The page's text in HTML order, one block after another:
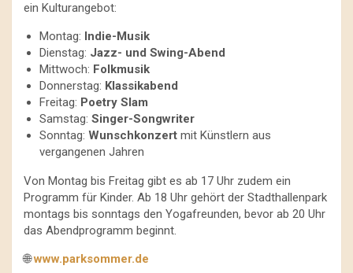
ein Kulturangebot:
Montag: Indie-Musik
Dienstag: Jazz- und Swing-Abend
Mittwoch: Folkmusik
Donnerstag: Klassikabend
Freitag: Poetry Slam
Samstag: Singer-Songwriter
Sonntag: Wunschkonzert mit Künstlern aus
vergangenen Jahren
Von Montag bis Freitag gibt es ab 17 Uhr zudem ein
Programm für Kinder. Ab 18 Uhr gehört der Stadthallenpark
montags bis sonntags den Yogafreunden, bevor ab 20 Uhr
das Abendprogramm beginnt.
🌐www.parksommer.de